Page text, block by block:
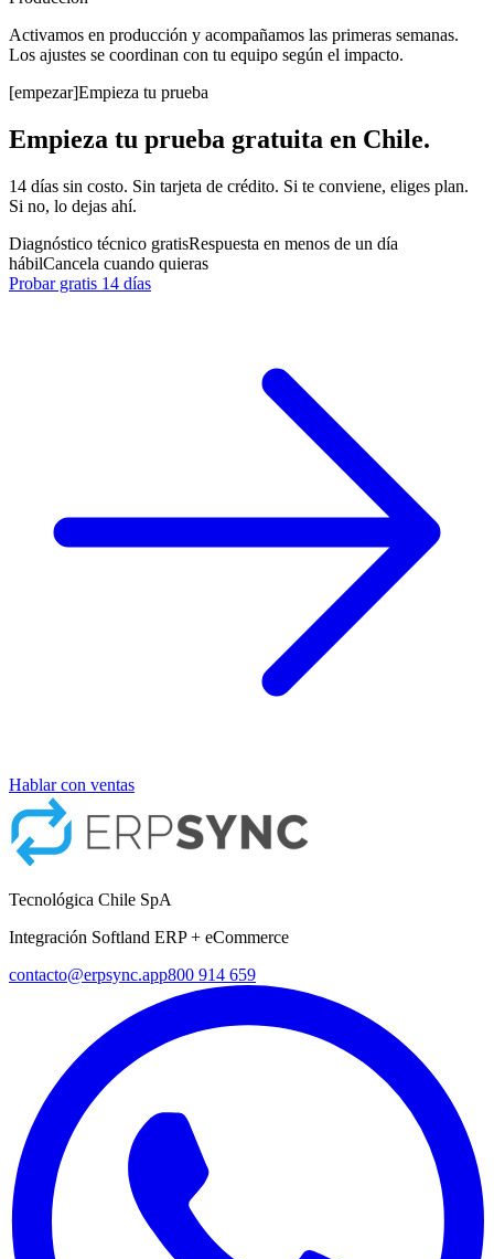
Activamos en producción y acompañamos las primeras semanas.
Los ajustes se coordinan con tu equipo según el impacto.
[empezar]Empieza tu prueba
Empieza tu prueba gratuita en Chile.
14 días sin costo. Sin tarjeta de crédito. Si te conviene, eliges plan.
Si no, lo dejas ahí.
Diagnóstico técnico gratisRespuesta en menos de un día
hábilCancela cuando quieras
Probar gratis 14 días
Hablar con ventas
Tecnológica Chile SpA
Integración Softland ERP + eCommerce
contacto@erpsync.app800 914 659